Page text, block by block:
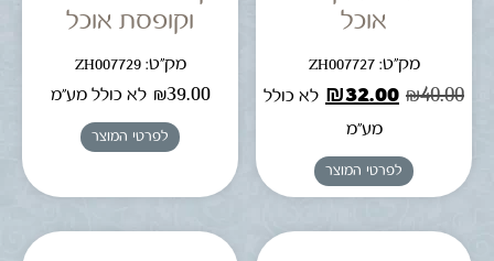
אוכל
מק"ט: ZH007727
₪40.00
₪32.00
לא כולל
מע"מ
לפרטי המוצר
וקופסת אוכל
מק"ט: ZH007729
₪39.00 לא כולל מע"מ
לפרטי המוצר